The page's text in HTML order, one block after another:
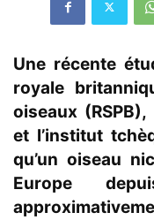
Une récente
royale
oiseaux
et l’institut
qu’un oiseau
Europe